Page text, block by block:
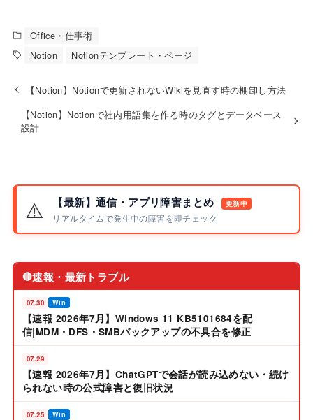
Office・仕事術
Notion
Notionテンプレート・ページ
【Notion】Notionで更新されないWikiを見直す時の棚卸し方法
【Notion】Notionで社内用語集を作る時のタグとデータベース
設計
⚠️ 【最新】通信・アプリ障害まとめ 更新中
リアルタイムで発生中の障害を即チェック
🔴速報・最新トラブル
07.30 Win
【速報 2026年7月】Windows 11 KB5101684を配
信|MDM・DFS・SMBバックアップの不具合を修正
07.29
【速報 2026年7月】ChatGPTで会話が読み込めない・続け
られない時の公式障害と復旧状況
07.25 Win